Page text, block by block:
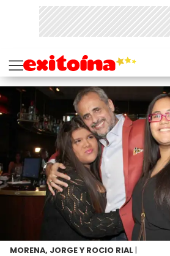
MORENA, JORGE Y ROCIO RIAL |